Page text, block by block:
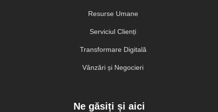
Resurse Umane
Serviciul Clienți
Transformare Digitală
Vânzări și Negocieri
Ne găsiți și aici